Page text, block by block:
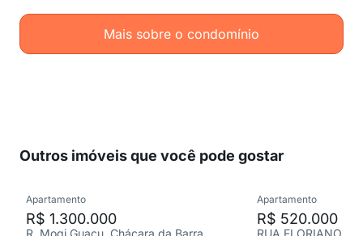
Mais sobre o condomínio
Outros imóveis que você pode gostar
Apartamento
R$ 1.300.000
R. Mogi Guaçu, Chácara da Barra
Apartamento
R$ 520.000